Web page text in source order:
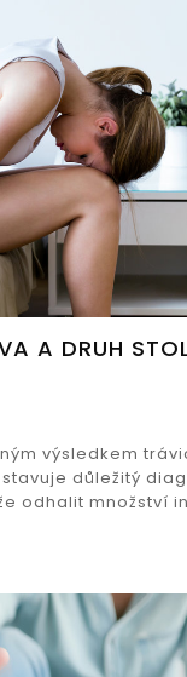
A DRUH
výsledkem
důležitý
odhalit množství